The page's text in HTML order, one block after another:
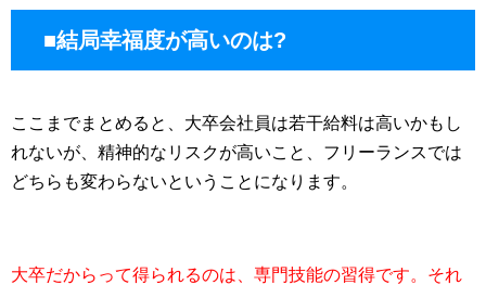
■結局幸福度が高いのは?
ここまでまとめると、大卒会社員は若干給料は高いかもし
れないが、精神的なリスクが高いこと、フリーランスでは
どちらも変わらないということになります。
大卒だからって得られるのは、専門技能の習得です。それ